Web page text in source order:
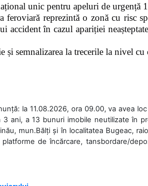
unic pentru apeluri de urgență
feroviară reprezintă o zonă cu risc
accident în cazul apariției
semnalizarea la trecerile la nivel cu
la 11.08.2026, ora 09.00, va avea
ani, a 13 bunuri imobile neutilizate în
mun.Bălți și în localitatea Bugeac,
de încărcare, tansbordare/